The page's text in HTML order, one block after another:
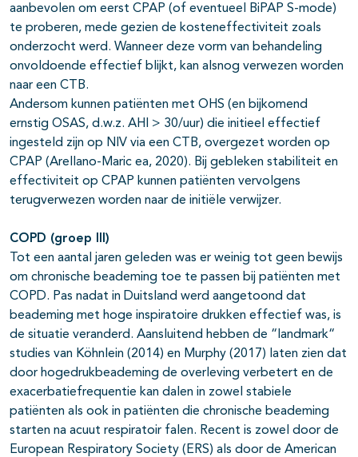
aanbevolen om eerst CPAP (of eventueel BiPAP S-mode)
te proberen, mede gezien de kosteneffectiviteit zoals
onderzocht werd. Wanneer deze vorm van behandeling
onvoldoende effectief blijkt, kan alsnog verwezen worden
naar een CTB.
Andersom kunnen patiënten met OHS (en bijkomend
ernstig OSAS, d.w.z. AHI > 30/uur) die initieel effectief
ingesteld zijn op NIV via een CTB, overgezet worden op
CPAP (Arellano-Maric ea, 2020). Bij gebleken stabiliteit en
effectiviteit op CPAP kunnen patiënten vervolgens
terugverwezen worden naar de initiële verwijzer.
COPD (groep III)
Tot een aantal jaren geleden was er weinig tot geen bewijs
om chronische beademing toe te passen bij patiënten met
COPD. Pas nadat in Duitsland werd aangetoond dat
beademing met hoge inspiratoire drukken effectief was, is
de situatie veranderd. Aansluitend hebben de “landmark“
studies van Köhnlein (2014) en Murphy (2017) laten zien dat
door hogedrukbeademing de overleving verbetert en de
exacerbatiefrequentie kan dalen in zowel stabiele
patiënten als ook in patiënten die chronische beademing
starten na acuut respiratoir falen. Recent is zowel door de
European Respiratory Society (ERS) als door de American